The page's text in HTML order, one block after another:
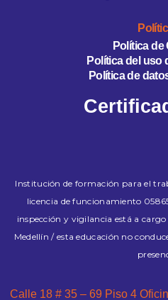
Política de
Política del uso
Política de
Institución de formación para el
licencia de funcionamiento
inspección y vigilancia está a
Medellín / esta educación no
Calle 18 # 35 – 69 Piso 4